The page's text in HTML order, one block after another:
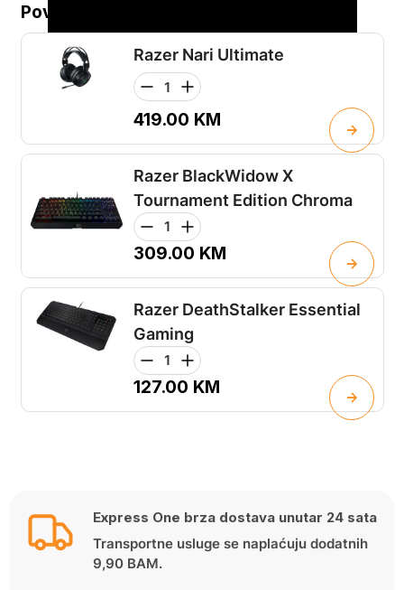
Povezani proizvodi...
Razer Nari Ultimate
419.00 KM
Razer BlackWidow X
Tournament Edition Chroma
309.00 KM
Razer DeathStalker Essential
Gaming
127.00 KM
Express One brza dostava unutar 24 sata
Transportne usluge se naplaćuju dodatnih
9,90 BAM.